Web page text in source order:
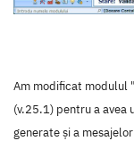
Am modificat modulul
(v.25.1) pentru a avea
generate și a